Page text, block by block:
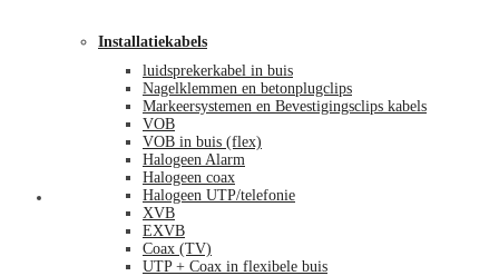
Mijn account
Installatiekabels
luidsprekerkabel in buis
Nagelklemmen en betonplugclips
Markeersystemen en Bevestigingsclips kabels
VOB
VOB in buis (flex)
Halogeen Alarm
Halogeen coax
Halogeen UTP/telefonie
XVB
EXVB
Coax (TV)
UTP + Coax in flexibele buis